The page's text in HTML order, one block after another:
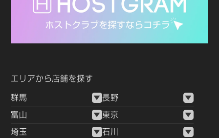
エリアから店舗を探す
群馬 長野
富山 東京
埼玉 石川